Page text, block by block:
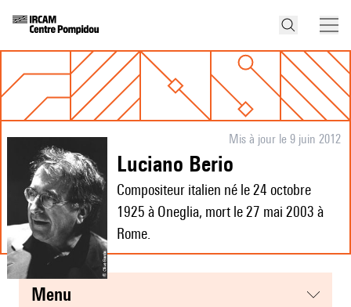
Mis à jour le 9 juin 2012
Luciano Berio
Compositeur italien né le 24 octobre
1925 à Oneglia, mort le 27 mai 2003 à
Rome.
menu